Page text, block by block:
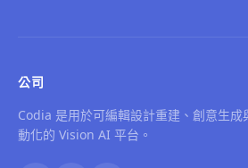
公司
Codia 是用於可編輯設計重建、創意生成
動化的 Vision AI 平台。